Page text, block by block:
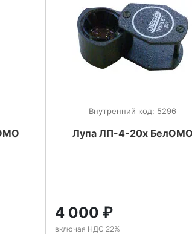
Внутренний код: 5296
Лупа ЛП-4-20х БелОМО
4 000 ₽
включая НДС 22%